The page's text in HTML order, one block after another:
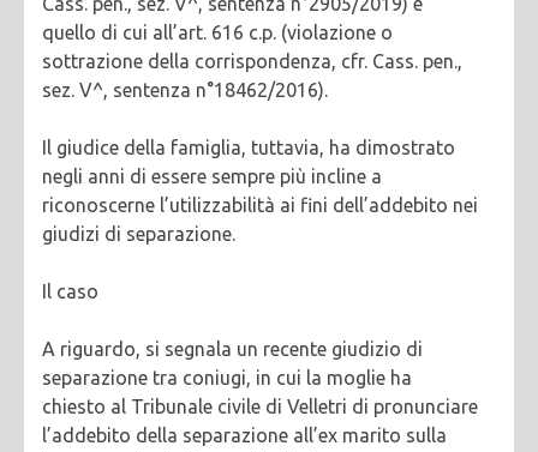
quello di cui all’art. 616 c.p. (violazione o
sottrazione della corrispondenza, cfr. Cass. pen.,
sez. V^, sentenza n°18462/2016).
Il giudice della famiglia, tuttavia, ha dimostrato
negli anni di essere sempre più incline a
riconoscerne l’utilizzabilità ai fini dell’addebito nei
giudizi di separazione.
Il caso
A riguardo, si segnala un recente giudizio di
separazione tra coniugi, in cui la moglie ha
chiesto al Tribunale civile di Velletri di pronunciare
l’addebito della separazione all’ex marito sulla